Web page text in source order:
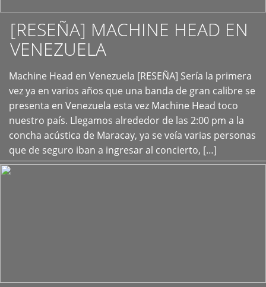
[RESEÑA] MACHINE HEAD EN
VENEZUELA
Machine Head en Venezuela [RESEÑA] Sería la primera
vez ya en varios años que una banda de gran calibre se
presenta en Venezuela esta vez Machine Head toco
nuestro país. Llegamos alrededor de las 2:00 pm a la
concha acústica de Maracay, ya se veía varias personas
que de seguro iban a ingresar al concierto, […]
+